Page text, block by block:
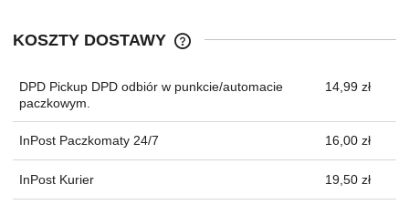
KOSZTY DOSTAWY
DPD Pickup DPD odbiór w punkcie/automacie
paczkowym.
14,99 zł
InPost Paczkomaty 24/7 16,00 zł
InPost Kurier 19,50 zł